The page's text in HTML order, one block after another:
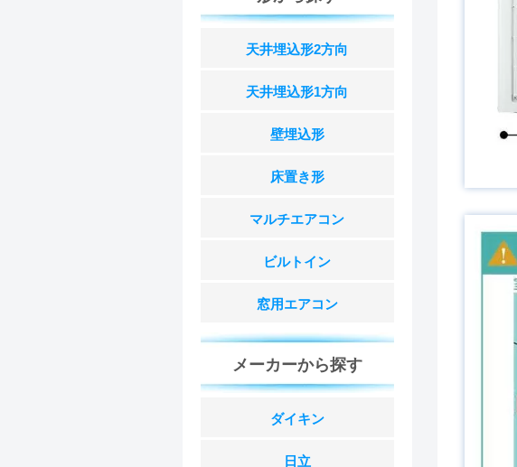
天井埋込形2方向
天井埋込形1方向
壁埋込形
床置き形
マルチエアコン
ビルトイン
窓用エアコン
メーカーから探す
ダイキン
日立